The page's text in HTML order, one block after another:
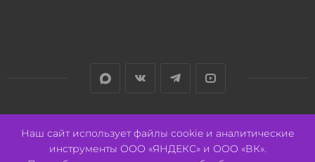
Разработано:Авалон
Наш сайт использует файлы cookie и аналитические
инструменты ООО «ЯНДЕКС» и ООО «ВК».